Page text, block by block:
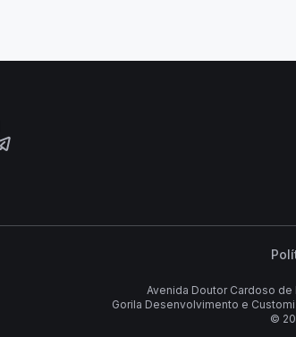
Avenida Doutor Cardoso de
Gorila Desenvolvimento e
©